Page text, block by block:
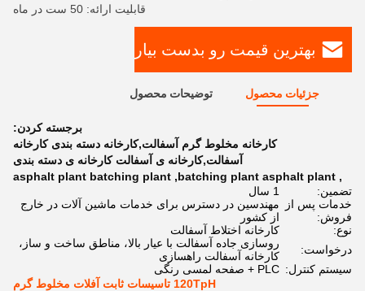
قابلیت ارائه: 50 ست در ماه
بهترین قیمت رو بدست بیار
جزئیات محصول توضیحات محصول
برجسته کردن:
کارخانه مخلوط گرم آسفالت,کارخانه دسته بندی کارخانه
آسفالت,کارخانه ی آسفالت کارخانه ی دسته بندی
,
batching plant asphalt plant
,
asphalt plant batching plant
تضمین:
1 سال
خدمات پس از
فروش:
مهندسین در دسترس برای خدمات ماشین آلات در خارج
از کشور
نوع:
کارخانه اختلاط آسفالت
درخواست:
روسازی جاده آسفالت با عیار بالا، مناطق ساخت و ساز،
کارخانه آسفالت راهسازی
سیستم کنترل: PLC + صفحه لمسی رنگی
120TpH تاسیسات ثابت آفلات مخلوط گرم